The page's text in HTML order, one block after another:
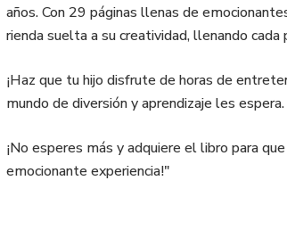
años. Con 29 páginas llenas de
rienda suelta a su creatividad, llenando
¡Haz que tu hijo disfrute de horas de
mundo de diversión y aprendizaje les espera.
¡No esperes más y adquiere el libro para
emocionante experiencia!"